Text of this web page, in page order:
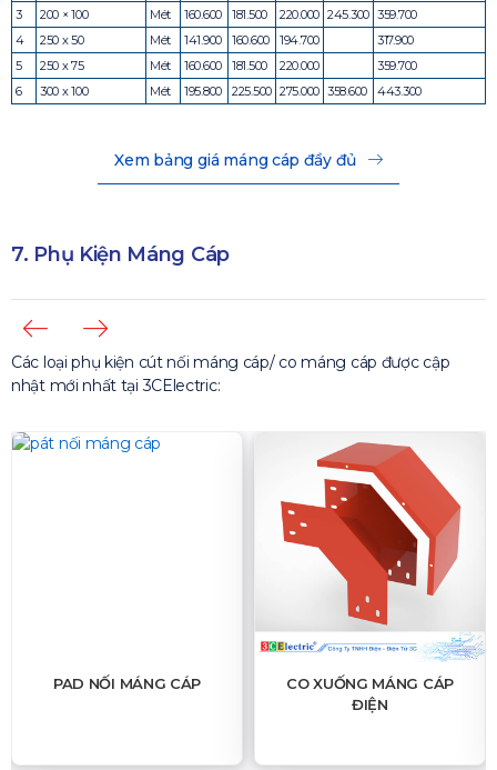
3
200 × 100 Mét 160.600 181.500 220.000 245.300 359.700
4
250 x 50 Mét 141.900 160.600 194.700
317.900
5
250 x 75 Mét 160.600 181.500 220.000
359.700
6
300 x 100 Mét 195.800 225.500 275.000 358.600 443.300
Xem bảng giá máng cáp đầy đủ
7. Phụ Kiện Máng Cáp
Các loại phụ kiện cút nối máng cáp/ co máng cáp được cập
nhật mới nhất tại 3CElectric:
CO XUỐNG MÁNG CÁP
CO LÊN MÁNG CÁP